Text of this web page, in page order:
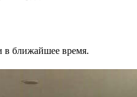
в ближайшее время.